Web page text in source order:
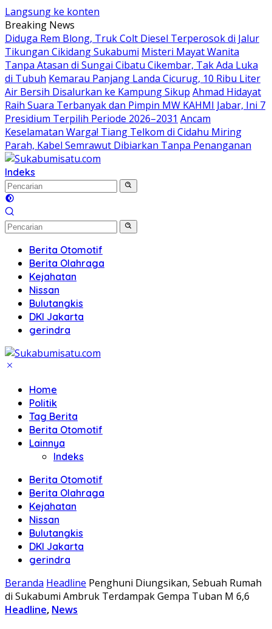
Langsung ke konten
Breaking News
Diduga Rem Blong, Truk Colt Diesel Terperosok di Jalur
Tikungan Cikidang Sukabumi Misteri Mayat Wanita
Tanpa Atasan di Sungai Cibatu Cikembar, Tak Ada Luka
di Tubuh Kemarau Panjang Landa Cicurug, 10 Ribu Liter
Air Bersih Disalurkan ke Kampung Sikup Ahmad Hidayat
Raih Suara Terbanyak dan Pimpin MW KAHMI Jabar, Ini 7
Presidium Terpilih Periode 2026–2031 Ancam
Keselamatan Warga! Tiang Telkom di Cidahu Miring
Parah, Kabel Semrawut Dibiarkan Tanpa Penanganan
Indeks
Berita Otomotif
Berita Olahraga
Kejahatan
Nissan
Bulutangkis
DKI Jakarta
gerindra
Home
Politik
Tag Berita
Berita Otomotif
Lainnya
Indeks
Berita Otomotif
Berita Olahraga
Kejahatan
Nissan
Bulutangkis
DKI Jakarta
gerindra
Beranda Headline Penghuni Diungsikan, Sebuah Rumah
di Sukabumi Ambruk Terdampak Gempa Tuban M 6,6
Headline, News